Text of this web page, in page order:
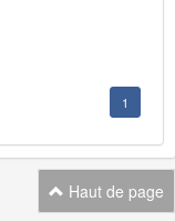
1
Haut de page